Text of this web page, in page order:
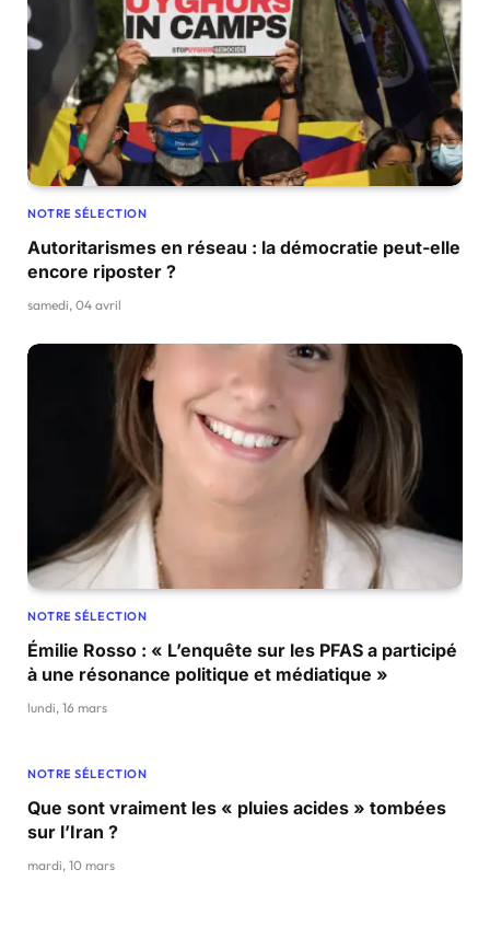
NOTRE SÉLECTION
Autoritarismes en réseau : la démocratie peut-elle
encore riposter ?
samedi, 04 avril
NOTRE SÉLECTION
Émilie Rosso : « L’enquête sur les PFAS a participé
à une résonance politique et médiatique »
lundi, 16 mars
NOTRE SÉLECTION
Que sont vraiment les « pluies acides » tombées
sur l’Iran ?
mardi, 10 mars